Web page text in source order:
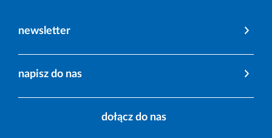
newsletter
napisz do nas
dołącz do nas